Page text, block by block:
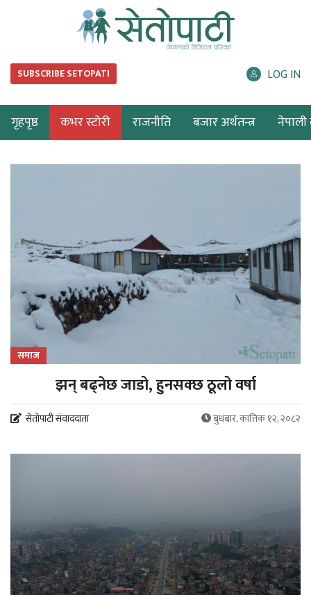
SUBSCRIBE SETOPATI LOG IN
गृहपृष्ठ कभर स्टोरी राजनीति बजार अर्थतन्त्र नेपाली
समाज
झन् बढ्नेछ जाडो, हुनसक्छ ठूलो वर्षा
सेतोपाटी संवाददाता बुधबार, कात्तिक १२, २०८२